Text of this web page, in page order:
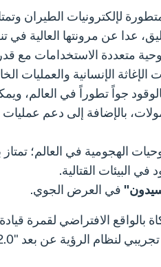
لإلكترونيات الطيران
عن مرونتها العالية في
متعددة الاستخدامات مع
الإنسانية والعمليات
جواً تطوراً في العالم،
بالإضافة إلى دعم عمليات
الهجومية في العالم؛ تمتاز
البيئات القتالية.
في العرض الجوي.